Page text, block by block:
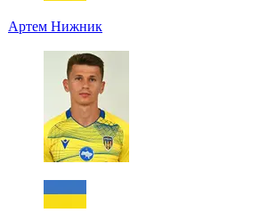
Артем Нижник